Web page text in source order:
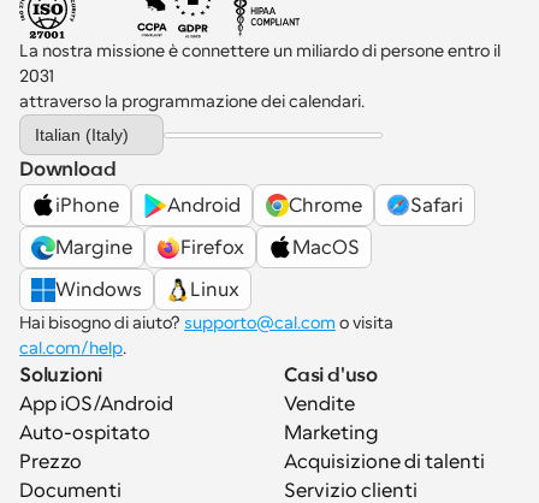
La nostra missione è connettere un miliardo di persone entro il
2031
attraverso la programmazione dei calendari.
Select Language
Italian (Italy)
Download
iPhone
Android Chrome
Safari
Margine
Firefox
MacOS
Windows
Linux
Hai bisogno di aiuto? supporto@cal.com
cal.com/help.
Soluzioni
App iOS/Android
Auto-ospitato
Prezzo
Documenti
Casi d'uso
Vendite
Marketing
Acquisizione di talenti
Servizio clienti